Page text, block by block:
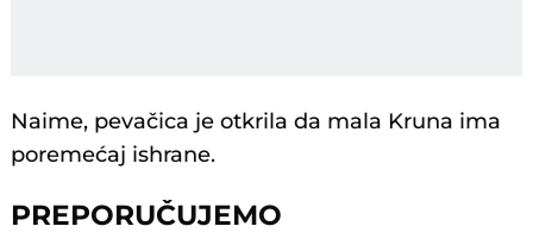
Naime, pevačica je otkrila da mala Kruna ima
poremećaj ishrane.
PREPORUČUJEMO